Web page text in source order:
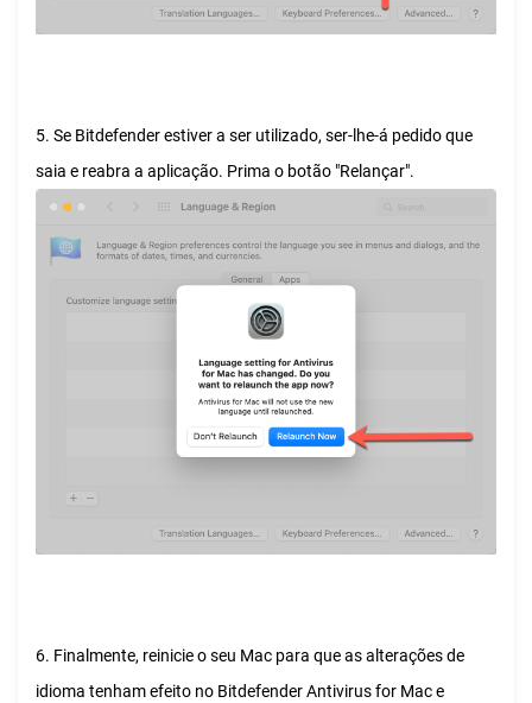
5. Se Bitdefender estiver a ser utilizado, ser-lhe-á pedido que
saia e reabra a aplicação. Prima o botão "Relançar".
6. Finalmente, reinicie o seu Mac para que as alterações de
idioma tenham efeito no Bitdefender Antivirus for Mac e